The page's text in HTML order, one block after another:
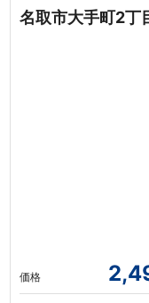
名取市大手町2
価格